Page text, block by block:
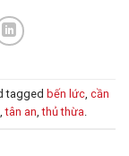
tagged bến lức, cần
,tân an,thủ thừa.